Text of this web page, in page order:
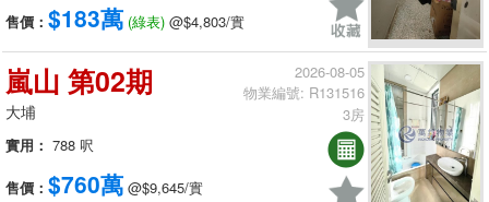
售價： $183萬 (綠表) @$4,803/實
嵐山 第02期
大埔
實用： 788 呎
售價： $760萬 @$9,645/實
2026-08-05
物業編號: R131516
3房